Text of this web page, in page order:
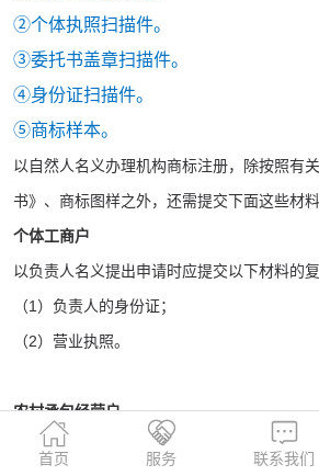
②个体执照扫描件。
③委托书盖章扫描件。
④身份证扫描件。
⑤商标样本。
以自然人名义办理机构商标注册，除按照有
书》、商标图样之外，还需提交下面这些材料
个体工商户
以负责人名义提出申请时应提交以下材料的复
（1）负责人的身份证；
（2）营业执照。
农村承包经营户
农村承包经营户可以以其承包合同签约人的
首页 服务 联系我们